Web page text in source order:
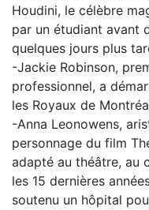
Houdini, le célèbre
par un étudiant avant
quelques jours plus
-Jackie Robinson,
professionnel, a
les Royaux de
-Anna Leonowens,
personnage du film
adapté au théâtre, au
les 15 dernières
soutenu un hôpital